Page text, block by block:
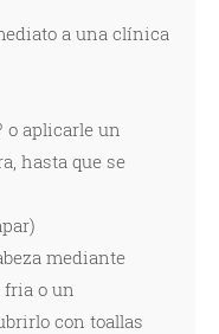
a una clínica
o aplicarle un
hasta que se
mediante
fria o un
con toallas